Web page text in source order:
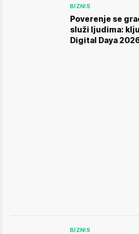
BIZNIS
Poverenje se
služi ljudima:
Digital Daya
BIZNIS